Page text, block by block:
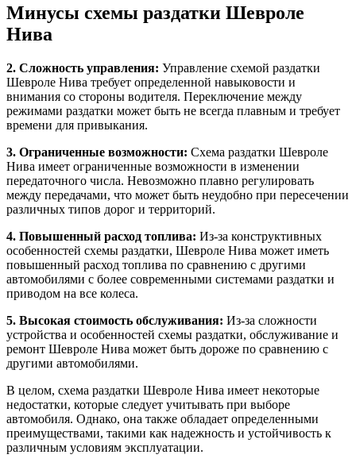
Минусы схемы раздатки Шевроле
Нива
2. Сложность управления: Управление схемой раздатки
Шевроле Нива требует определенной навыковости и
внимания со стороны водителя. Переключение между
режимами раздатки может быть не всегда плавным и требует
времени для привыкания.
3. Ограниченные возможности: Схема раздатки Шевроле
Нива имеет ограниченные возможности в изменении
передаточного числа. Невозможно плавно регулировать
между передачами, что может быть неудобно при пересечении
различных типов дорог и территорий.
4. Повышенный расход топлива: Из-за конструктивных
особенностей схемы раздатки, Шевроле Нива может иметь
повышенный расход топлива по сравнению с другими
автомобилями с более современными системами раздатки и
приводом на все колеса.
5. Высокая стоимость обслуживания: Из-за сложности
устройства и особенностей схемы раздатки, обслуживание и
ремонт Шевроле Нива может быть дороже по сравнению с
другими автомобилями.
В целом, схема раздатки Шевроле Нива имеет некоторые
недостатки, которые следует учитывать при выборе
автомобиля. Однако, она также обладает определенными
преимуществами, такими как надежность и устойчивость к
различным условиям эксплуатации.